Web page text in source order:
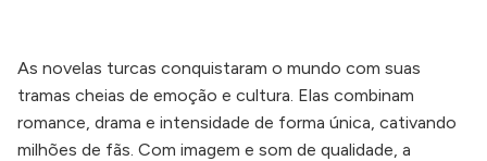
As novelas turcas conquistaram o mundo com suas
tramas cheias de emoção e cultura. Elas combinam
romance, drama e intensidade de forma única, cativando
milhões de fãs. Com imagem e som de qualidade, a